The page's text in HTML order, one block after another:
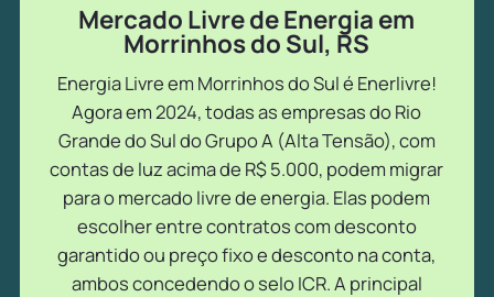
Mercado Livre de Energia em
Morrinhos do Sul, RS
Energia Livre em Morrinhos do Sul é Enerlivre!
Agora em 2024, todas as empresas do Rio
Grande do Sul do Grupo A (Alta Tensão), com
contas de luz acima de R$ 5.000, podem migrar
para o mercado livre de energia. Elas podem
escolher entre contratos com desconto
garantido ou preço fixo e desconto na conta,
ambos concedendo o selo ICR. A principal